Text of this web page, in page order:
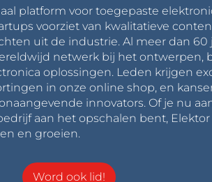
platform voor toegepaste
voorziet van kwalitatieve
uit de industrie. Al meer dan 60
netwerk bij het ontwerpen,
oplossingen. Leden krijgen
in onze online shop, en
innovators. Of je nu
aan het opschalen bent,
en groeien.
Word ook lid!